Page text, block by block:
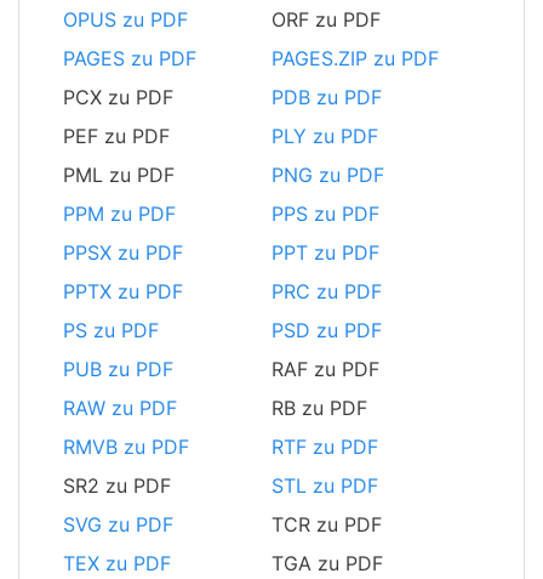
OPUS zu PDF
ORF zu PDF
PAGES zu PDF
PAGES.ZIP zu PDF
PCX zu PDF
PDB zu PDF
PEF zu PDF
PLY zu PDF
PML zu PDF
PNG zu PDF
PPM zu PDF
PPS zu PDF
PPSX zu PDF
PPT zu PDF
PPTX zu PDF
PRC zu PDF
PS zu PDF
PSD zu PDF
PUB zu PDF
RAF zu PDF
RAW zu PDF
RB zu PDF
RMVB zu PDF
RTF zu PDF
SR2 zu PDF
STL zu PDF
SVG zu PDF
TCR zu PDF
TEX zu PDF
TGA zu PDF